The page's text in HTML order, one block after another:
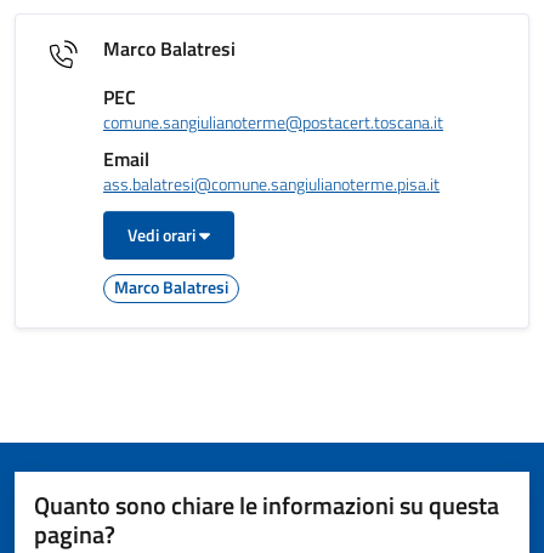
Marco Balatresi
PEC
comune.sangiulianoterme@postacert.toscana.it
Email
ass.balatresi@comune.sangiulianoterme.pisa.it
Vedi orari
Marco Balatresi
Quanto sono chiare le informazioni su questa
pagina?